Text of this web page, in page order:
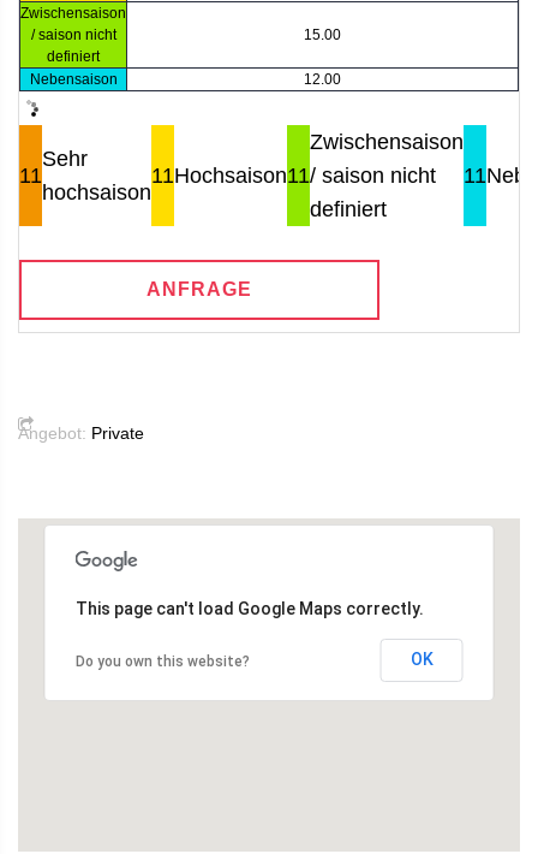
Zwischensaison
/ saison nicht
definiert
15.00
Nebensaison 12.00
11
Sehr
hochsaison
11Hochsaison11
Zwischensaison
/ saison nicht
definiert
11
ANFRAGE
Angebot: Private
This page can't load Google Maps correctly.
Do you own this website? OK